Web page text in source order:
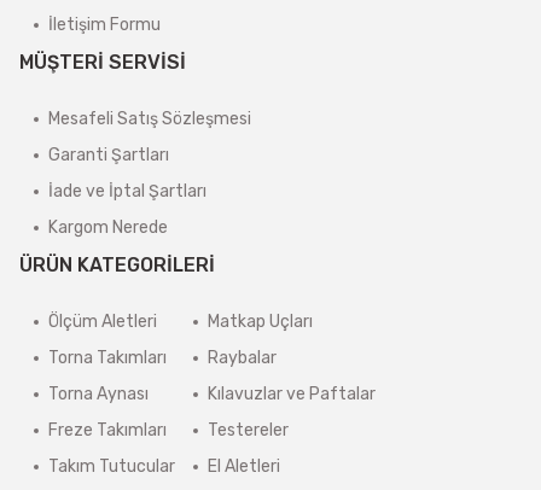
İletişim Formu
MÜŞTERİ SERVİSİ
Mesafeli Satış Sözleşmesi
Garanti Şartları
İade ve İptal Şartları
Kargom Nerede
ÜRÜN KATEGORİLERİ
Ölçüm Aletleri
Torna Takımları
Torna Aynası
Freze Takımları
Takım Tutucular
Matkap Uçları
Raybalar
Kılavuzlar ve Paftalar
Testereler
El Aletleri